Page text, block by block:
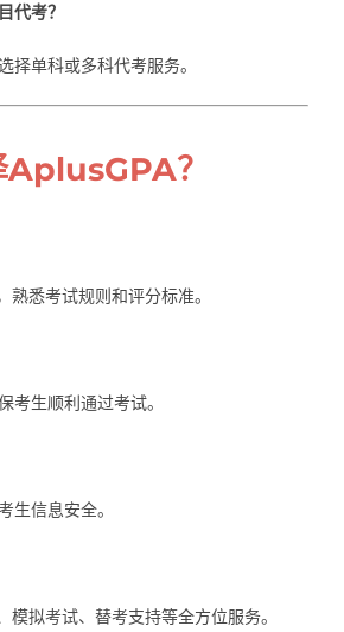
代考？
择单科或多科代考服务。
AplusGPA？
悉考试规则和评分标准。
考生顺利通过考试。
生信息安全。
拟考试、替考支持等全方位服务。